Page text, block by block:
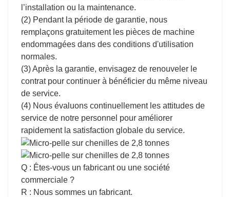
l’installation ou la maintenance.
(2) Pendant la période de garantie, nous
remplaçons gratuitement les pièces de machine
endommagées dans des conditions d'utilisation
normales.
(3) Après la garantie, envisagez de renouveler le
contrat pour continuer à bénéficier du même niveau
de service.
(4) Nous évaluons continuellement les attitudes de
service de notre personnel pour améliorer
rapidement la satisfaction globale du service.
Q : Êtes-vous un fabricant ou une société
commerciale ?
R : Nous sommes un fabricant.